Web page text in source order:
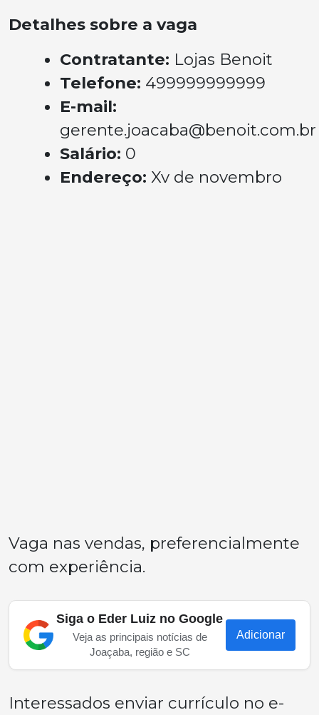
Detalhes sobre a vaga
Contratante: Lojas Benoit
Telefone: 499999999999
E-mail:
gerente.joacaba@benoit.com.br
Salário: 0
Endereço: Xv de novembro
Vaga nas vendas, preferencialmente
com experiência.
Siga o Eder Luiz no Google
Veja as principais notícias de
Joaçaba, região e SC
Adicionar
Interessados enviar currículo no e-